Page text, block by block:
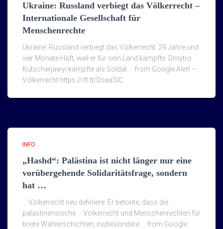
Ukraine: Russland verbiegt das Völkerrecht –
Internationale Gesellschaft für
Menschenrechte
Ukraine: Russland verbiegt das Völkerrecht. 29 Jahre und
vier Monate Haft, weil er für sein Land kämpfte. Dmytro
Kutscherjawyi kämpfte als Soldat … from Google Alert –
Völkerrecht https://ift.tt/DseaSlC
INFO
„Hashd“: Palästina ist nicht länger nur eine
vorübergehende Solidaritätsfrage, sondern
hat …
… Völkerrecht neu definiere. Er betonte, dass die
palästinensische … Völkerrecht und Menschenrechten für
breite Wählerschichten, insbesondere … from Google